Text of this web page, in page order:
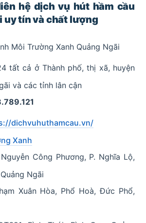
hệ dịch vụ hút hầm cầu
uy tín và chất lượng
Môi Trường Xanh Quảng Ngãi
tất cả ở Thành phố, thị xã, huyện
và các tỉnh lân cận
dichvuhuthamcau.vn/
Xanh
Công Phương, P. Nghĩa Lộ,
Ngãi
Xuân Hòa, Phổ Hoà, Đức Phổ,